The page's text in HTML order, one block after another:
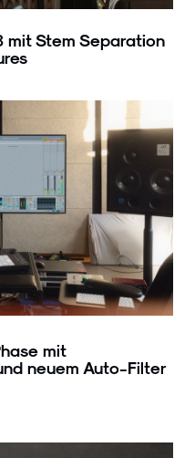
mit Stem Separation
mit
neuem Auto-Filter